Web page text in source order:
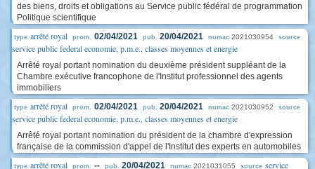
des biens, droits et obligations au Service public fédéral de programmation
Politique scientifique
type arrêté royal prom. 02/04/2021 pub. 20/04/2021 numac 2021030954 source
service public federal economie, p.m.e., classes moyennes et energie
Arrêté royal portant nomination du deuxième président suppléant de la
Chambre exécutive francophone de l'Institut professionnel des agents
immobiliers
type arrêté royal prom. 02/04/2021 pub. 20/04/2021 numac 2021030952 source
service public federal economie, p.m.e., classes moyennes et energie
Arrêté royal portant nomination du président de la chambre d'expression
française de la commission d'appel de l'Institut des experts en automobiles
type arrêté royal prom. -- pub. 20/04/2021 numac 2021031055 source service